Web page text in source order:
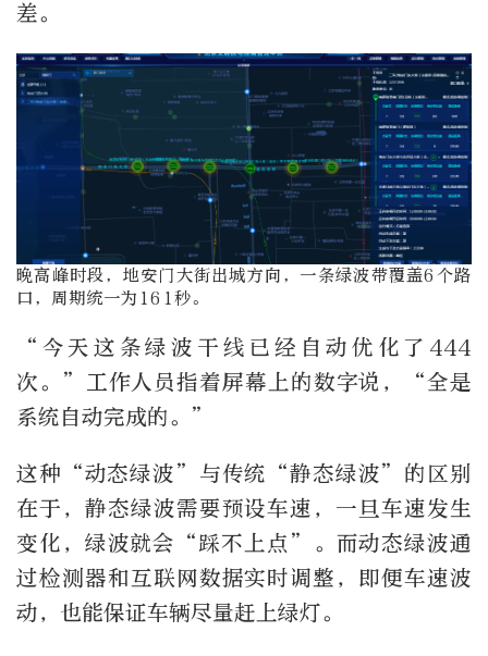
差。
晚高峰时段，地安门大街出城方向，一条绿波带覆盖6个路
口，周期统一为161秒。
“今天这条绿波干线已经自动优化了444
次。”工作人员指着屏幕上的数字说，“全是
系统自动完成的。”
这种“动态绿波”与传统“静态绿波”的区别
在于，静态绿波需要预设车速，一旦车速发生
变化，绿波就会“踩不上点”。而动态绿波通
过检测器和互联网数据实时调整，即便车速波
动，也能保证车辆尽量赶上绿灯。